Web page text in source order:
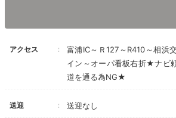
アクセス
富浦IC～Ｒ127～R410～相浜
イン～オーパ看板右折★ナビ
道を通る為NG★
送迎 送迎なし